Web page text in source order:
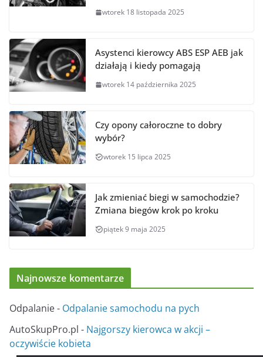
wtorek 18 listopada 2025
Asystenci kierowcy ABS ESP AEB jak
działają i kiedy pomagają
wtorek 14 października 2025
Czy opony całoroczne to dobry
wybór?
wtorek 15 lipca 2025
Jak zmieniać biegi w samochodzie?
Zmiana biegów krok po kroku
piątek 9 maja 2025
Najnowsze komentarze
Odpalanie- Odpalanie samochodu na pych
AutoSkupPro.pl - Najgorszy kierowca w akcji –
oczywiście kobieta